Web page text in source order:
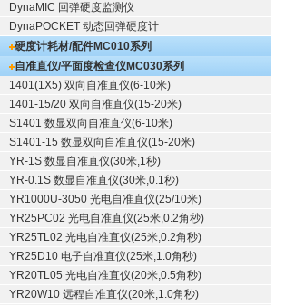
DynaMIC 回弹硬度监测仪
DynaPOCKET 动态回弹硬度计
硬度计耗材/配件MC010系列
自准直仪/平面度检查仪MC030系列
1401(1X5) 双向自准直仪(6-10米)
1401-15/20 双向自准直仪(15-20米)
S1401 数显双向自准直仪(6-10米)
S1401-15 数显双向自准直仪(15-20米)
YR-1S 数显自准直仪(30米,1秒)
YR-0.1S 数显自准直仪(30米,0.1秒)
YR1000U-3050 光电自准直仪(25/10米)
YR25PC02 光电自准直仪(25米,0.2角秒)
YR25TL02 光电自准直仪(25米,0.2角秒)
YR25D10 电子自准直仪(25米,1.0角秒)
YR20TL05 光电自准直仪(20米,0.5角秒)
YR20W10 远程自准直仪(20米,1.0角秒)